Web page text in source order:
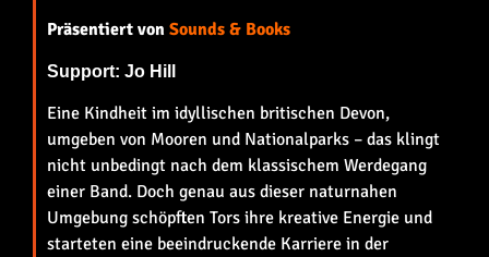
Präsentiert von Sounds & Books
Support: Jo Hill
Eine Kindheit im idyllischen britischen Devon,
umgeben von Mooren und Nationalparks – das klingt
nicht unbedingt nach dem klassischem Werdegang
einer Band. Doch genau aus dieser naturnahen
Umgebung schöpften Tors ihre kreative Energie und
starteten eine beeindruckende Karriere in der